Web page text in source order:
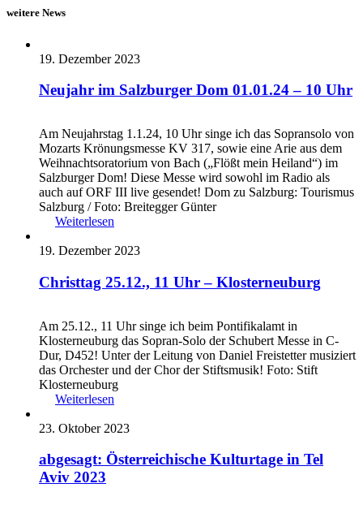
weitere News
19. Dezember 2023
Neujahr im Salzburger Dom 01.01.24 – 10 Uhr
Am Neujahrstag 1.1.24, 10 Uhr singe ich das Sopransolo von
Mozarts Krönungsmesse KV 317, sowie eine Arie aus dem
Weihnachtsoratorium von Bach („Flößt mein Heiland“) im
Salzburger Dom! Diese Messe wird sowohl im Radio als
auch auf ORF III live gesendet! Dom zu Salzburg: Tourismus
Salzburg / Foto: Breitegger Günter
Weiterlesen
19. Dezember 2023
Christtag 25.12., 11 Uhr – Klosterneuburg
Am 25.12., 11 Uhr singe ich beim Pontifikalamt in
Klosterneuburg das Sopran-Solo der Schubert Messe in C-
Dur, D452! Unter der Leitung von Daniel Freistetter musiziert
das Orchester und der Chor der Stiftsmusik! Foto: Stift
Klosterneuburg
Weiterlesen
23. Oktober 2023
abgesagt: Österreichische Kulturtage in Tel
Aviv 2023